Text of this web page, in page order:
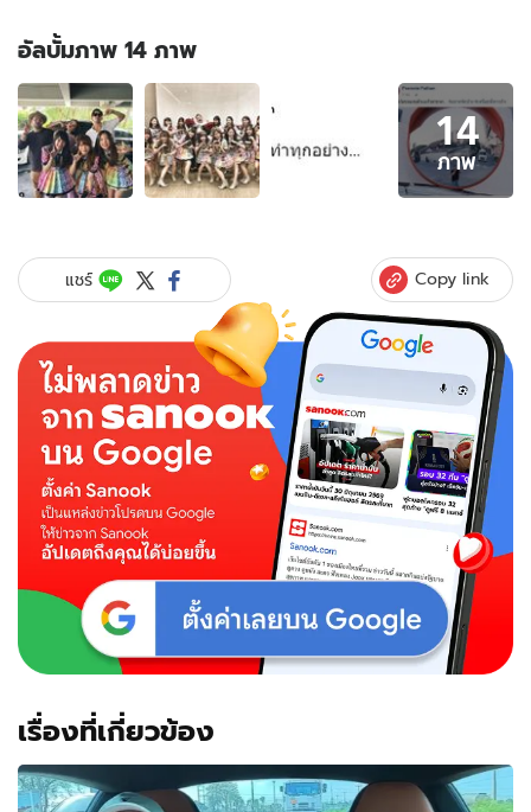
อัลบั้มภาพ 14 ภาพ
อัลบั้ม
ภาพ
14
ภาพ
ของ
โอ๊ต
ปราโมทย์
กด
ราม่
หยาบ
BNK48
โดน
ถึง
แม่
14
ภาพ
แชร์ Copy link
เรื่องที่เกี่ยวข้อง